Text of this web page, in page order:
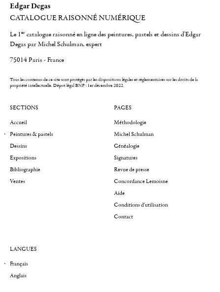
Edgar Degas
CATALOGUE RAISONNÉ NUMÉRIQUE
Le 1er catalogue raisonné en ligne des peintures, pastels et dessins d'Edgar
Degas par Michel Schulman, expert
75014 Paris - France
Tous les contenus de ce site sont protégés par les dispositions légales et réglementaires sur les droits de la
propriété intellectuelle.Dépot légal BNF : 1er décembre 2022
SECTIONS
Accueil
Peintures & pastels
Dessins
Expositions
Bibliographie
Ventes
PAGES
Méthodologie
Michel Schulman
Généalogie
Signatures
Revue de presse
Concordance Lemoisne
Aide
Conditions d'utilisation
Contact
LANGUES
Français
Anglais